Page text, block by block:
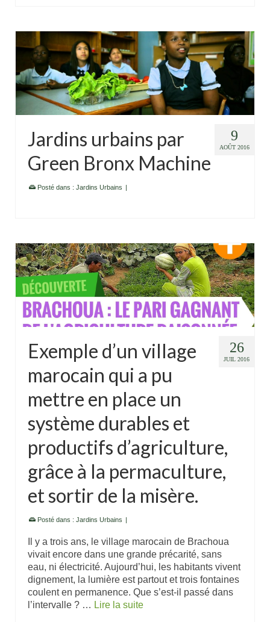
9
AOÛT 2016
Jardins urbains par
Green Bronx Machine
Posté dans : Jardins Urbains |
26
JUIL 2016
Exemple d’un village
marocain qui a pu
mettre en place un
système durables et
productifs d’agriculture,
grâce à la permaculture,
et sortir de la misère.
Posté dans : Jardins Urbains |
Il y a trois ans, le village marocain de Brachoua
vivait encore dans une grande précarité, sans
eau, ni électricité. Aujourd’hui, les habitants vivent
dignement, la lumière est partout et trois fontaines
coulent en permanence. Que s’est-il passé dans
l’intervalle ? … Lire la suite